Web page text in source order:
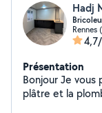
Hadj
Rennes
Présentation
Bonjour Je
plâtre et la